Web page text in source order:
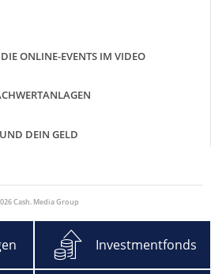
ONLINE-EVENTS IM VIDEO
DEIN GELD
Cash. Media Group
Investmentfonds